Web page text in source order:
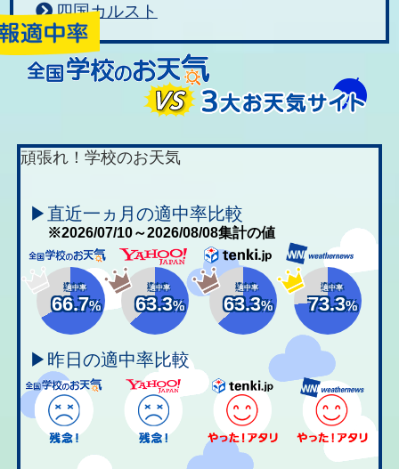
四国カルスト
頑張れ！学校のお天気
▶直近一ヵ月の適中率比較
※2026/07/10～2026/08/08集計の値
適中率
66.7%
適中率
63.3%
適中率
63.3%
適中率
73.3%
▶昨日の適中率比較